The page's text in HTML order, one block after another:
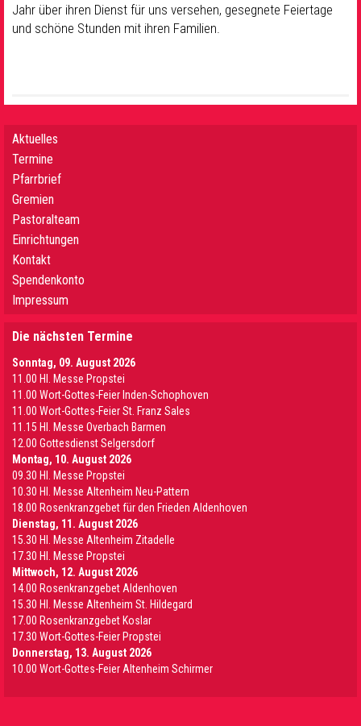
Jahr über ihren Dienst für uns versehen, gesegnete Feiertage
und schöne Stunden mit ihren Familien.
Aktuelles
Termine
Pfarrbrief
Gremien
Pastoralteam
Einrichtungen
Kontakt
Spendenkonto
Impressum
Die nächsten Termine
Sonntag, 09. August 2026
11.00 Hl. Messe Propstei
11.00 Wort-Gottes-Feier Inden-Schophoven
11.00 Wort-Gottes-Feier St. Franz Sales
11.15 Hl. Messe Overbach Barmen
12.00 Gottesdienst Selgersdorf
Montag, 10. August 2026
09.30 Hl. Messe Propstei
10.30 Hl. Messe Altenheim Neu-Pattern
18.00 Rosenkranzgebet für den Frieden Aldenhoven
Dienstag, 11. August 2026
15.30 Hl. Messe Altenheim Zitadelle
17.30 Hl. Messe Propstei
Mittwoch, 12. August 2026
14.00 Rosenkranzgebet Aldenhoven
15.30 Hl. Messe Altenheim St. Hildegard
17.00 Rosenkranzgebet Koslar
17.30 Wort-Gottes-Feier Propstei
Donnerstag, 13. August 2026
10.00 Wort-Gottes-Feier Altenheim Schirmer